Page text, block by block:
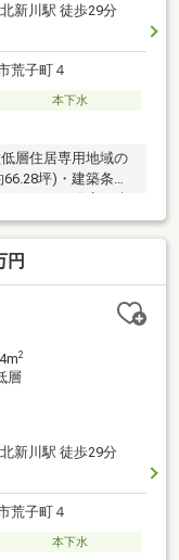
新川駅 徒歩29分
荒子町４
本下水
層住居専用地域の
坪)・建築条件
通行人の視線が気
・スーパー「バロ
南城山店 徒歩5分
歩6分(約470m)■ ご
・・物件の詳
円
2
層
新川駅 徒歩29分
荒子町４
本下水